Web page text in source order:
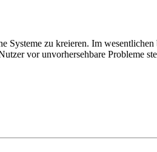
Systeme zu kreieren. Im
vor unvorhersehbare Probleme